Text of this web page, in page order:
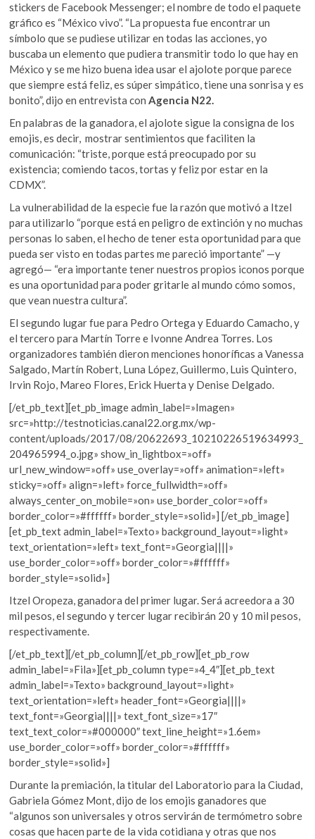
stickers de Facebook Messenger; el nombre de todo el paquete
gráfico es “México vivo”. “La propuesta fue encontrar un
símbolo que se pudiese utilizar en todas las acciones, yo
buscaba un elemento que pudiera transmitir todo lo que hay en
México y se me hizo buena idea usar el ajolote porque parece
que siempre está feliz, es súper simpático, tiene una sonrisa y es
bonito”, dijo en entrevista conAgencia N22.
En palabras de la ganadora, el ajolote sigue la consigna de los
emojis, es decir, mostrar sentimientos que faciliten la
comunicación: “triste, porque está preocupado por su
existencia; comiendo tacos, tortas y feliz por estar en la
CDMX”.
La vulnerabilidad de la especie fue la razón que motivó a Itzel
para utilizarlo “porque está en peligro de extinción y no muchas
personas lo saben, el hecho de tener esta oportunidad para que
pueda ser visto en todas partes me pareció importante” —y
agregó— “era importante tener nuestros propios iconos porque
es una oportunidad para poder gritarle al mundo cómo somos,
que vean nuestra cultura”.
El segundo lugar fue para Pedro Ortega y Eduardo Camacho, y
el tercero para Martín Torre e Ivonne Andrea Torres. Los
organizadores también dieron menciones honoríficas a Vanessa
Salgado, Martín Robert, Luna López, Guillermo, Luis Quintero,
Irvin Rojo, Mareo Flores, Erick Huerta y Denise Delgado.
[/et_pb_text][et_pb_image admin_label=»Imagen»
src=»http://testnoticias.canal22.org.mx/wp-
content/uploads/2017/08/20622693_10210226519634993_
204965994_o.jpg» show_in_lightbox=»off»
url_new_window=»off» use_overlay=»off» animation=»left»
sticky=»off» align=»left» force_fullwidth=»off»
always_center_on_mobile=»on» use_border_color=»off»
border_color=»#ffffff» border_style=»solid»] [/et_pb_image]
[et_pb_text admin_label=»Texto» background_layout=»light»
text_orientation=»left» text_font=»Georgia||||»
use_border_color=»off» border_color=»#ffffff»
border_style=»solid»]
Itzel Oropeza, ganadora del primer lugar. Será acreedora a 30
mil pesos, el segundo y tercer lugar recibirán 20 y 10 mil pesos,
respectivamente.
[/et_pb_text][/et_pb_column][/et_pb_row][et_pb_row
admin_label=»Fila»][et_pb_column type=»4_4″][et_pb_text
admin_label=»Texto» background_layout=»light»
text_orientation=»left» header_font=»Georgia||||»
text_font=»Georgia||||» text_font_size=»17″
text_text_color=»#000000″ text_line_height=»1.6em»
use_border_color=»off» border_color=»#ffffff»
border_style=»solid»]
Durante la premiación, la titular del Laboratorio para la Ciudad,
Gabriela Gómez Mont, dijo de los emojis ganadores que
“algunos son universales y otros servirán de termómetro sobre
cosas que hacen parte de la vida cotidiana y otras que nos